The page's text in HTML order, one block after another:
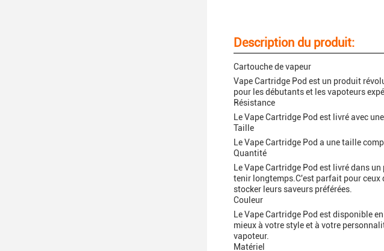
Description du produit:
Cartouche de vapeur
Vape Cartridge Pod est un produit
pour les débutants et les vapoteurs
Résistance
Le Vape Cartridge Pod est livré avec
Taille
Le Vape Cartridge Pod a une taille
Quantité
Le Vape Cartridge Pod est livré dans
tenir longtemps.C'est parfait pour ceux
stocker leurs saveurs préférées.
Couleur
Le Vape Cartridge Pod est disponible
mieux à votre style et à votre
vapoteur.
Matériel